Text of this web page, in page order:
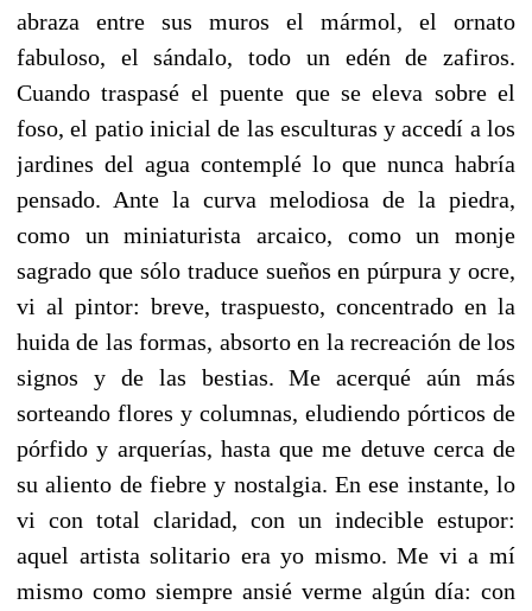
abraza entre sus muros el mármol, el ornato
fabuloso, el sándalo, todo un edén de zafiros.
Cuando traspasé el puente que se eleva sobre el
foso, el patio inicial de las esculturas y accedí a los
jardines del agua contemplé lo que nunca habría
pensado. Ante la curva melodiosa de la piedra,
como un miniaturista arcaico, como un monje
sagrado que sólo traduce sueños en púrpura y ocre,
vi al pintor: breve, traspuesto, concentrado en la
huida de las formas, absorto en la recreación de los
signos y de las bestias. Me acerqué aún más
sorteando flores y columnas, eludiendo pórticos de
pórfido y arquerías, hasta que me detuve cerca de
su aliento de fiebre y nostalgia. En ese instante, lo
vi con total claridad, con un indecible estupor:
aquel artista solitario era yo mismo. Me vi a mí
mismo como siempre ansié verme algún día: con